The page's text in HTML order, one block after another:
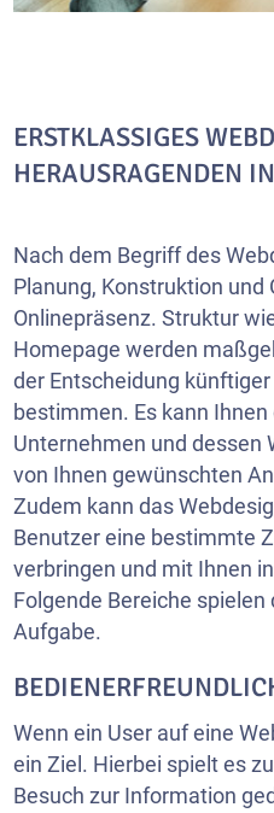
ERSTKLASSIGES
HERAUSRAGENDEN
Nach dem Begriff des
Planung, Konstruktion und
Onlinepräsenz. Struktur
Homepage werden
der Entscheidung
bestimmen. Es kann
Unternehmen und dessen
von Ihnen gewünschten
Zudem kann das
Benutzer eine bestimmte
verbringen und mit Ihnen
Folgende Bereiche
Aufgabe.
Wenn ein User auf eine
ein Ziel. Hierbei spielt es
Besuch zur Information